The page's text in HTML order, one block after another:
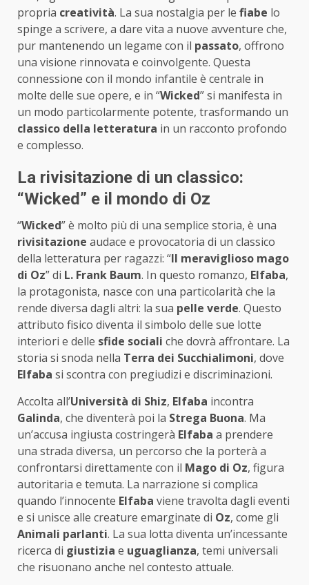
propria creatività. La sua nostalgia per le fiabe lo
spinge a scrivere, a dare vita a nuove avventure che,
pur mantenendo un legame con il passato, offrono
una visione rinnovata e coinvolgente. Questa
connessione con il mondo infantile è centrale in
molte delle sue opere, e in “Wicked” si manifesta in
un modo particolarmente potente, trasformando un
classico della letteratura in un racconto profondo
e complesso.
La rivisitazione di un classico:
“Wicked” e il mondo di Oz
“Wicked” è molto più di una semplice storia, è una
rivisitazione audace e provocatoria di un classico
della letteratura per ragazzi: “Il meraviglioso mago
di Oz” di L. Frank Baum. In questo romanzo, Elfaba,
la protagonista, nasce con una particolarità che la
rende diversa dagli altri: la sua pelle verde. Questo
attributo fisico diventa il simbolo delle sue lotte
interiori e delle sfide sociali che dovrà affrontare. La
storia si snoda nella Terra dei Succhialimoni, dove
Elfaba si scontra con pregiudizi e discriminazioni.
Accolta all’Università di Shiz, Elfaba incontra
Galinda, che diventerà poi la Strega Buona. Ma
un’accusa ingiusta costringerà Elfaba a prendere
una strada diversa, un percorso che la porterà a
confrontarsi direttamente con il Mago di Oz, figura
autoritaria e temuta. La narrazione si complica
quando l’innocente Elfaba viene travolta dagli eventi
e si unisce alle creature emarginate di Oz, come gli
Animali parlanti. La sua lotta diventa un’incessante
ricerca di giustizia e uguaglianza, temi universali
che risuonano anche nel contesto attuale.